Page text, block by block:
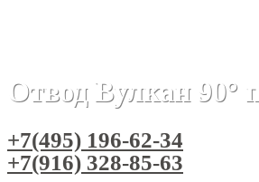
Отвод Вулкан 90°
+7(495) 196-62-34
+7(916) 328-85-63